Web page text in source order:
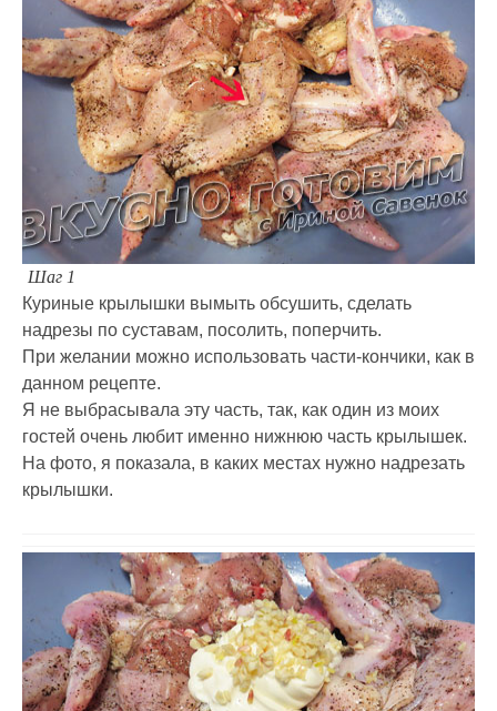
Шаг 1
Куриные крылышки вымыть обсушить, сделать
надрезы по суставам, посолить, поперчить.
При желании можно использовать части-кончики, как в
данном рецепте.
Я не выбрасывала эту часть, так, как один из моих
гостей очень любит именно нижнюю часть крылышек.
На фото, я показала, в каких местах нужно надрезать
крылышки.